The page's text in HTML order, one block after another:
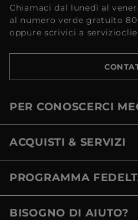
Chiamaci dal lunedì al
al numero verde gratuito
oppure scrivici a
PER CONOSCERCI
ACQUISTI & SERVIZI
PROGRAMMA
BISOGNO DI AIUTO?